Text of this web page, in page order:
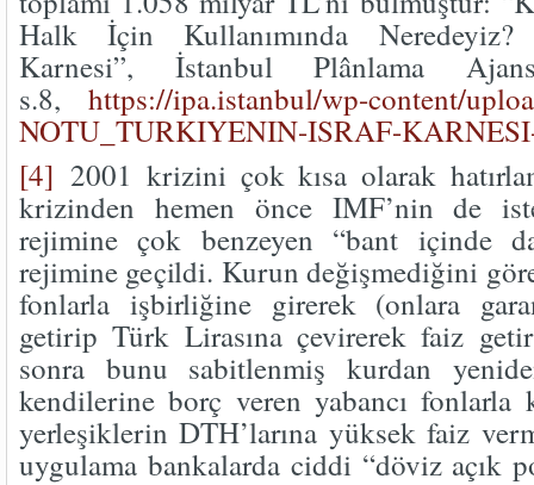
Halk İçin Kullanımında
Karnesi”, İstanbul Plânlama
s.8, https://ipa.istanbul/wp-content/
NOTU_TURKIYENIN-ISRAF-
[4] 2001 krizini çok kısa olarak
krizinden hemen önce IMF’nin de
rejimine çok benzeyen “bant içinde
rejimine geçildi. Kurun değişmediğini
fonlarla işbirliğine girerek (onlara
getirip Türk Lirasına çevirerek faiz
sonra bunu sabitlenmiş kurdan
kendilerine borç veren yabancı fonlarla
yerleşiklerin DTH’larına yüksek faiz
uygulama bankalarda ciddi “döviz açık